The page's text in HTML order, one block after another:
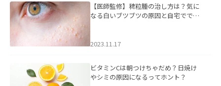
【医師監修】稗粒腫の治し方は？気に
なる白いブツブツの原因と自宅ででき
2023.11.17
ビタミンCは朝つけちゃだめ？日焼け
やシミの原因になるってホント？